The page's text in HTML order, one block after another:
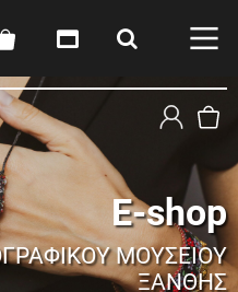
E-shop
ΜΟΥΣΕΊΟΥ
ΞΆΝΘΗΣ